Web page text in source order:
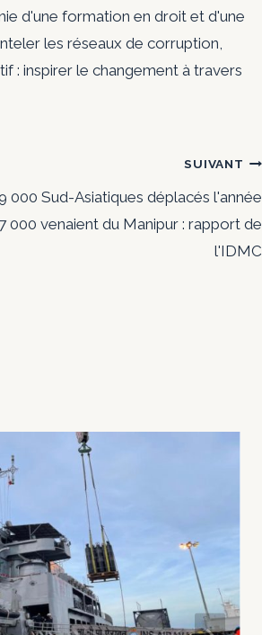
d'une formation en droit et d'une
les réseaux de corruption,
: inspirer le changement à travers
SUIVANT
000 Sud-Asiatiques déplacés l'année
000 venaient du Manipur : rapport de
l'IDMC